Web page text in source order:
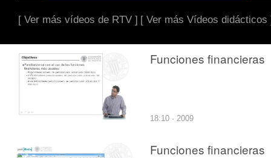
[ Ver más vídeos de RTV ] [ Ver más Vídeos didácticos
Funciones financieras
18:10 · 2009
Funciones financieras